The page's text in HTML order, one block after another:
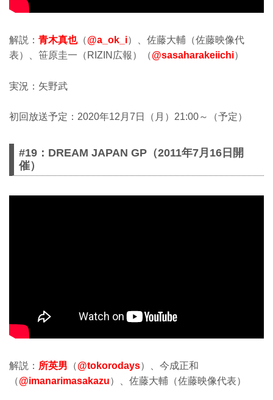
解説： 青木真也（@a_ok_i）、佐藤大輔（佐藤映像代
表）、笹原圭一（RIZIN広報）（@sasaharakeiichi）
実況：矢野武
初回放送予定：2020年12月7日（月）21:00～（予定）
#19：DREAM JAPAN GP（2011年7月16日開
催）
解説： 所英男 （@tokorodays）、今成正和
（@imanarimasakazu）、佐藤大輔（佐藤映像代表）